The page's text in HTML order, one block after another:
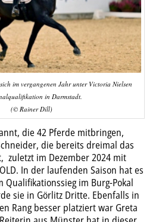
im vergangenen Jahr unter Victoria Nielsen
in Darmstadt.
(© Rainer Dill)
die 42 Pferde mitbringen,
die bereits dreimal das
zuletzt im Dezember 2024 mit
In der laufenden Saison hat es
im Burg-Pokal
sie in Görlitz Dritte. Ebenfalls in
Rang besser platziert war Greta